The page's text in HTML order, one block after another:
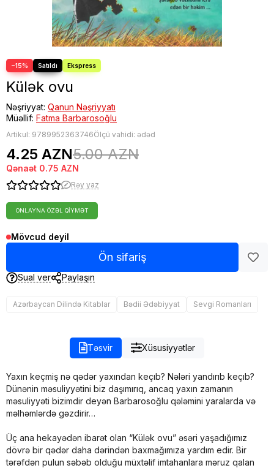
−15%
Külək ovu
Nəşriyyat: Qanun Nəşriyyatı
Müəllif: Fatma Barbarosoğlu
Artikul: 9789952363746Ölçü vahidi: ədəd
4.25 AZN5.00 AZN
Qənaət 0.75 AZN
Rəy yaz
ONLAYNA ÖZƏL QIYMƏT
Mövcud deyil
Ön sifariş
Sual ver Paylaşın
Azərbaycan Dilində Kitablar Bədii Ədəbiyyat Sevgi Romanları
Təsvir Xüsusiyyətlər
Yaxın keçmiş nə qədər yaxından keçıb? Nələri yandırıb keçıb?
Dünənin məsuliyyətini biz daşımırıq, ancaq yaxın zamanın
məsuliyyəti bizimdir deyən Barbarosoğlu qələmini yaralarda və
məlhəmlərdə gəzdirir…
Üç ana hekayədən ibarət olan “Külək ovu” əsəri yaşadığımız
dövrə bir qədər daha dərindən baxmağımıza yardım edir. Bir
tərəfdən pulun səbəb olduğu müxtəlif imtahanlara məruz qalan